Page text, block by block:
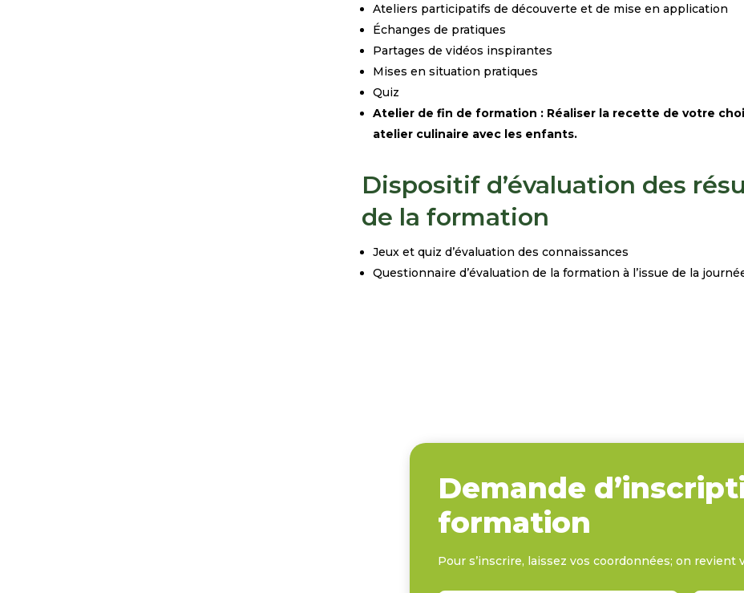
Ateliers participatifs de découverte et de mise en application
Échanges de pratiques
Partages de vidéos inspirantes
Mises en situation pratiques
Quiz
Atelier de fin de formation : Réaliser la recette de votre
atelier culinaire avec les enfants.
Dispositif d’évaluation des
de la formation
Jeux et quiz d’évaluation des connaissances
Questionnaire d’évaluation de la formation à l’issue de la
Demande
formation
Pour s’inscrire, laissez vos coordonnées; on revient